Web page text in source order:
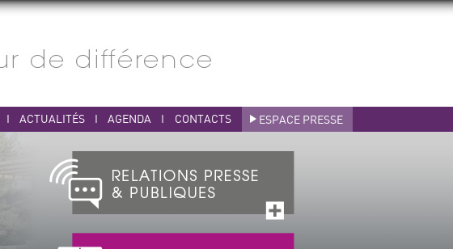
I ACTUALITÉS I AGENDA I CONTACTS ESPACE PRESSE